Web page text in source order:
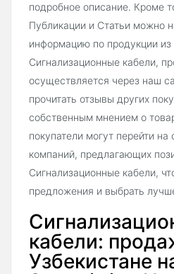
подробное описание. Кроме
Публикации и Статьи можно
информацию по продукции из
Сигнализационные кабели,
осуществляется через наш
прочитать отзывы других
собственным мнением о
покупатели могут перейти на
компаний, предлагающих
Сигнализационные кабели,
предложения и выбрать
кабели:
Узбекистане